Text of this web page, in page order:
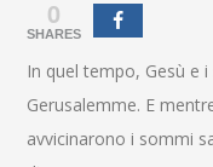
0
SHARES
In quel tempo, Gesù e
Gerusalemme. E
avvicinarono i sommi